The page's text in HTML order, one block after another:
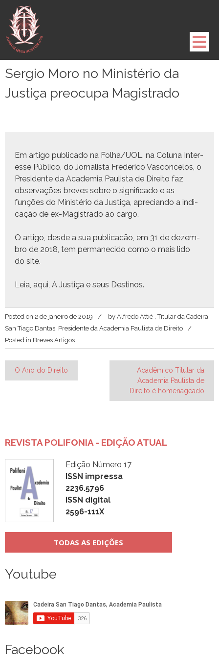
para
conteúdo
Sergio Moro no Ministério da
Justiça preocupa Magistrado
Em arti­go pub­li­ca­do na Folha/UOL, na Col­u­na Inter­
esse Públi­co, do Jor­nal­ista Fred­eri­co Vas­con­ce­los, o
Pres­i­dente da Acad­e­mia Paulista de Dire­ito faz
obser­vações breves sobre o sig­nifi­ca­do e as
funções do Min­istério da Justiça, apre­cian­do a indi­
cação de ex-Mag­istra­do ao cargo.
O arti­go, des­de a sua pub­li­cacão, em 31 de dezem­
bro de 2018, tem per­maneci­do como o mais lido
do site.
Leia, aqui, A Justiça e seus Des­ti­nos.
Posted on 2 de janeiro de 2019 by Alfredo Attié , Titular da Cadeira
San Tiago Dantas, Presidente da Academia Paulista de Direito
Posted in Breves Artigos
Navegação
O Ano do Direito
Acadêmico Titular da
Academia Paulista de
Direito é homenageado
REVISTA POLIFONIA - EDIÇÃO ATUAL
Edição Número 17
ISSN impressa
2236.5796
ISSN digital
2596-111X
TODAS AS EDIÇÕES
Youtube
Facebook